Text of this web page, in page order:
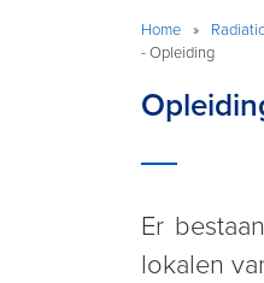
Home »
- Opleiding
Er
lokalen